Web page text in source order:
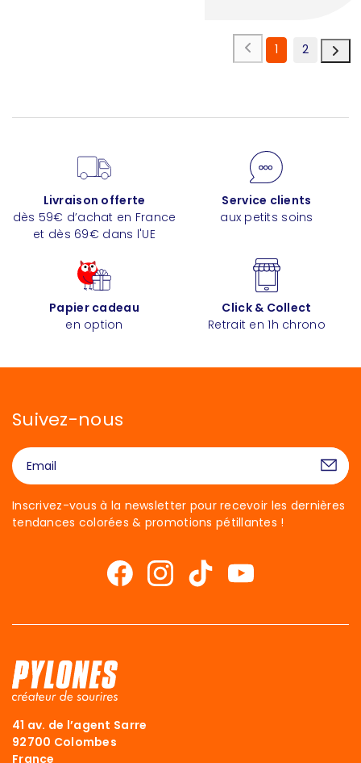
1 2
Livraison offerte
dès 59€ d’achat en France
et dès 69€ dans l'UE
Service clients
aux petits soins
Papier cadeau
en option
Click & Collect
Retrait en 1h chrono
Suivez-nous
Inscrivez-vous à la newsletter pour recevoir les dernières
tendances colorées & promotions pétillantes !
41 av. de l’agent Sarre
92700 Colombes
France